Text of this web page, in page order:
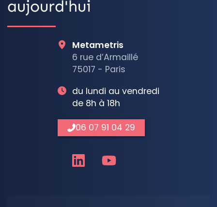
aujourd'hui
Metametris
6 rue d’Armaillé
75017 - Paris
du lundi au vendredi
de 8h à 18h
06 07 91 04 29